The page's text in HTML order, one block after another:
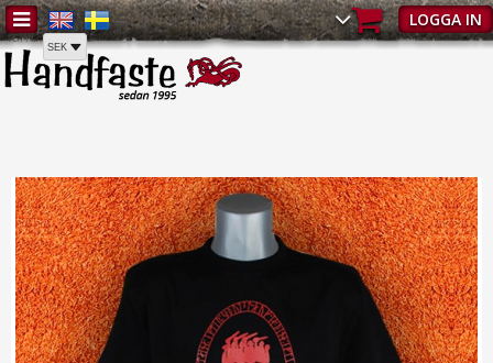
LOGGA IN
Hem/T-shirts & kepsar/Vuxen/T-shirt Gotland | Vuxen - T-tröjor |
Handfaste.se